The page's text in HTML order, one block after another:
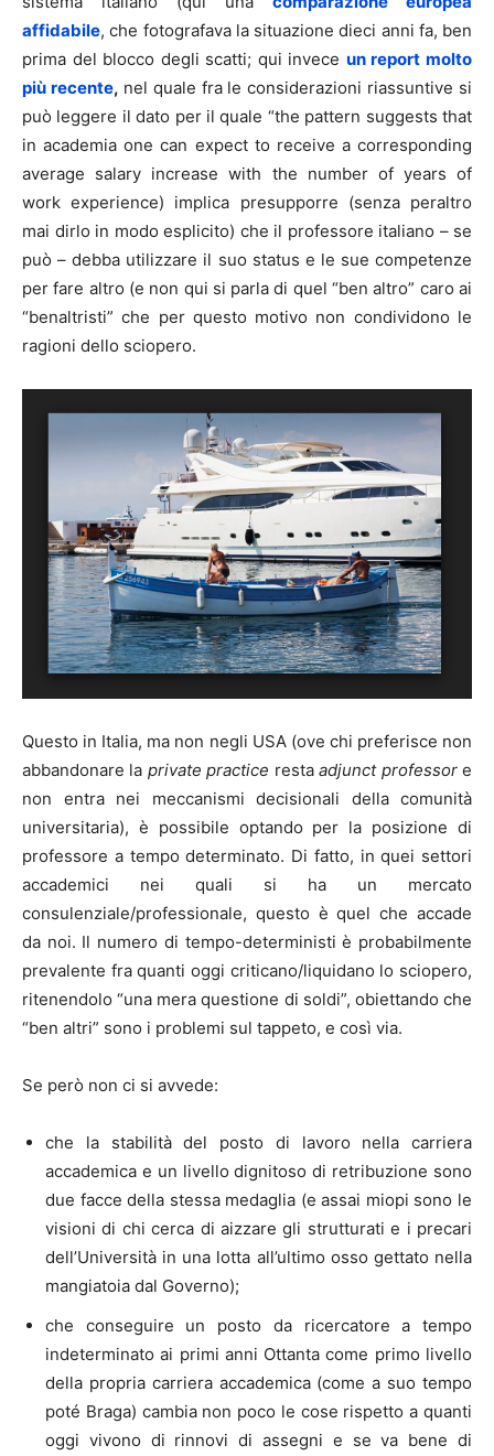
affidabile, che fotografava la situazione dieci anni fa, ben
prima del blocco degli scatti; qui invece un report molto
più recente, nel quale fra le considerazioni riassuntive si
può leggere il dato per il quale “the pattern suggests that
in academia one can expect to receive a corresponding
average salary increase with the number of years of
work experience) implica presupporre (senza peraltro
mai dirlo in modo esplicito) che il professore italiano – se
può – debba utilizzare il suo status e le sue competenze
per fare altro (e non qui si parla di quel “ben altro” caro ai
“benaltristi” che per questo motivo non condividono le
ragioni dello sciopero.
Questo in Italia, ma non negli USA (ove chi preferisce non
abbandonare la private practice restaadjunct professore
non entra nei meccanismi decisionali della comunità
universitaria), è possibile optando per la posizione di
professore a tempo determinato. Di fatto, in quei settori
accademici nei quali si ha un mercato
consulenziale/professionale, questo è quel che accade
da noi. Il numero di tempo-deterministi è probabilmente
prevalente fra quanti oggi criticano/liquidano lo sciopero,
ritenendolo “una mera questione di soldi”, obiettando che
“ben altri” sono i problemi sul tappeto, e così via.
Se però non ci si avvede:
che la stabilità del posto di lavoro nella carriera
accademica e un livello dignitoso di retribuzione sono
due facce della stessa medaglia (e assai miopi sono le
visioni di chi cerca di aizzare gli strutturati e i precari
dell’Università in una lotta all’ultimo osso gettato nella
mangiatoia dal Governo);
che conseguire un posto da ricercatore a tempo
indeterminato ai primi anni Ottanta come primo livello
della propria carriera accademica (come a suo tempo
poté Braga) cambia non poco le cose rispetto a quanti
oggi vivono di rinnovi di assegni e se va bene di